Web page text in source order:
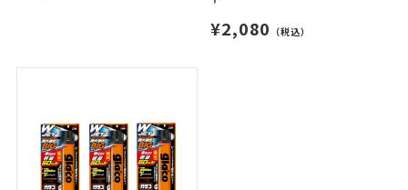
¥2,080 （税込）